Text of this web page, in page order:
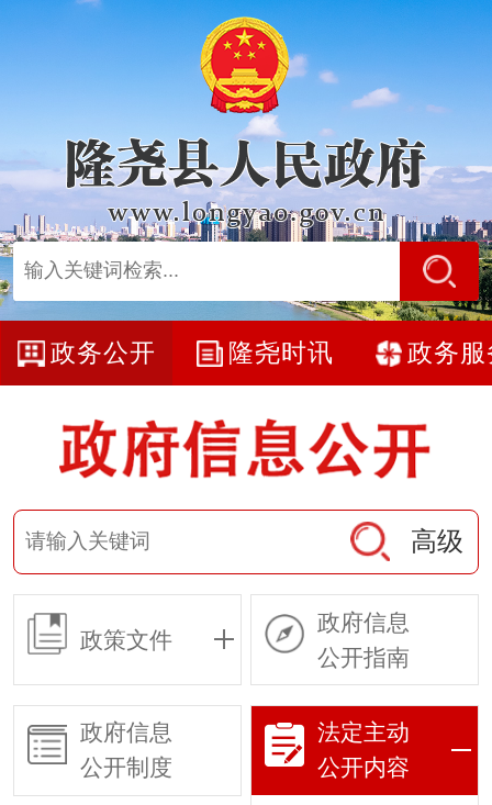
政务公开 隆尧时讯 政务服
高级
政策文件
政府信息
公开指南
政府信息
公开制度
法定主动
公开内容